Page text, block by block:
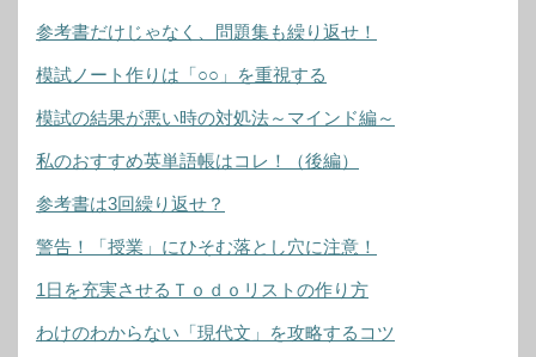
参考書だけじゃなく、問題集も繰り返せ！
模試ノート作りは「○○」を重視する
模試の結果が悪い時の対処法～マインド編～
私のおすすめ英単語帳はコレ！（後編）
参考書は3回繰り返せ？
警告！「授業」にひそむ落とし穴に注意！
1日を充実させるＴｏｄｏリストの作り方
わけのわからない「現代文」を攻略するコツ